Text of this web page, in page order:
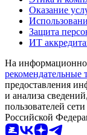
Оказание
Защита
ИТ
На
рекомендательные
предоставления
и анализа
пользователей
Российской